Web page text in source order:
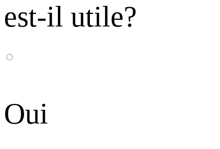
est-il utile?
Oui